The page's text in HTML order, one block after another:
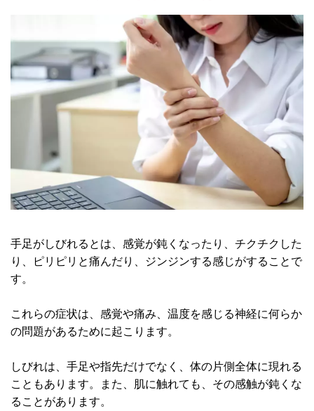
手足がしびれるとは、感覚が鈍くなったり、チクチクした
り、ピリピリと痛んだり、ジンジンする感じがすることで
す。
これらの症状は、感覚や痛み、温度を感じる神経に何らか
の問題があるために起こります。
しびれは、手足や指先だけでなく、体の片側全体に現れる
こともあります。また、肌に触れても、その感触が鈍くな
ることがあります。